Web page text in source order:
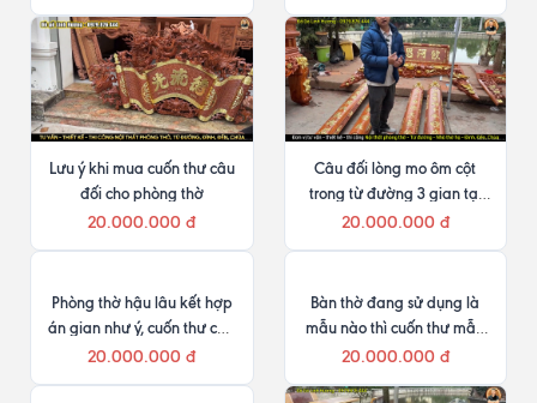
Lưu ý khi mua cuốn thư câu
đối cho phòng thờ
20.000.000 đ
Câu đối lòng mo ôm cột
trong từ đường 3 gian tại
Gia Lai
20.000.000 đ
Phòng thờ hậu lâu kết hợp
án gian như ý, cuốn thư câu
đối và cửa võng
20.000.000 đ
Bàn thờ đang sử dụng là
mẫu nào thì cuốn thư mẫu
tương ứng
20.000.000 đ